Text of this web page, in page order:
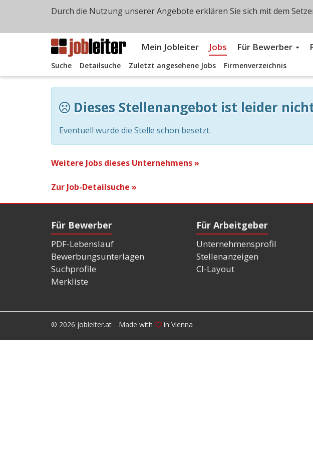
Mein Jobleiter Jobs Für Bewerber
Suche Detailsuche Zuletzt angesehene Jobs Firmenverzeichnis
Dieses Stellenangebot ist leider
Eventuell wurde die Stelle schon besetzt.
Weitere Jobs dieses Unternehmens »
Zur Job-Detailsuche »
Für Bewerber
PDF-Lebenslauf
Bewerbungsunterlagen
Suchprofile
Merkliste
Für Arbeitgeber
Unternehmensprofil
Stellenanzeigen
CI-Layout
© 2026 jobleiter.at Made with in Vienna
Durch die Nutzung unserer Angebote erklären Sie sich mit dem